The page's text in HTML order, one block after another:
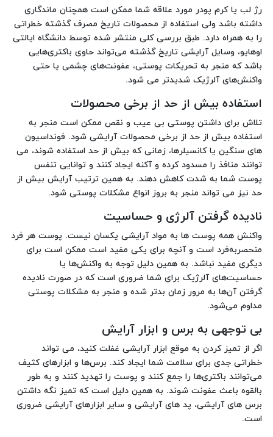
رژ لب یا کرم پودر مورد علاقه شما ممکن است همچنان ماندگاری
داشته باشد ولی استفاده از محصولات تاریخ مصرف گذشته خطراتی
را به همراه دارد. طبق بررسی کلی منتشر شده توسط دانشگاه ایالتی
اوهایو، وسایل آرایشی تاریخ گذشته می‌تواند حاوی باکتری‌هایی
باشد که منجر به تحریکات پوستی، عفونت‌های چشمی یا حتی
واکنش‌های آلرژیک شدیدتر می شود.
استفاده بیش از حد از برخی محصولات
تلاش برای داشتن پوستی بی عیب و نقص ممکن است منجر به
استفاده بیش از حد از برخی محصولات آرایشی شود. فونداسیون
های سنگین یا کانسیلرها، زمانی که بیش از حد استفاده شوند، می
توانند منافذ را مسدود کرده و آکنه ایجاد کنند و توانایی تنفس
پوست شما به شدت کاهش دهند. به همین ترتیب آرایش بیش از
حد نیز می تواند منجر به بروز انواع مشکلات پوستی شود.
نادیده گرفتن آلرژی و حساسیت
واکنش همه پوست ها به مواد آرایشی یکسان نیست. پوست هر فرد
منحصربه‌فرد است و آنچه برای یکی مفید است ممکن است برای
دیگری مفید نباشد. به همین دلیل توجه به واکنش‌ها یا
حساسیت‌های آلرژیک برای شما ضروری است که در صورت نادیده
گرفتن آن‌ها به مرور زمان بدتر شده و منجر به مشکلات پوستی
مداوم می‌شود.
بی توجهی به برس و ابزار آرایش
اگر از تمیز کردن به موقع ابزار آرایشی غفلت کنید، می تواند
خطراتی جدی برای سلامت شما ایجاد کند. برس‌ها و ابزارهای کثیف
می‌توانند باکتری‌ها را جمع‌ کنند و پوست را تهدید کنند و به طور
بالقوه باعث عفونت شوند. به همین دلیل است که تمیز نگه داشتن
برس های آرایشی، پد های آرایشی و سایر ابزارهای آرایشی ضروری
است.